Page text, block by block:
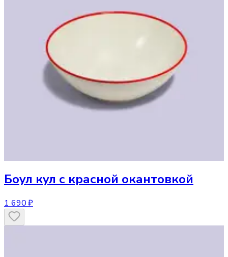
Боул кул с красной окантовкой
1 690 ₽